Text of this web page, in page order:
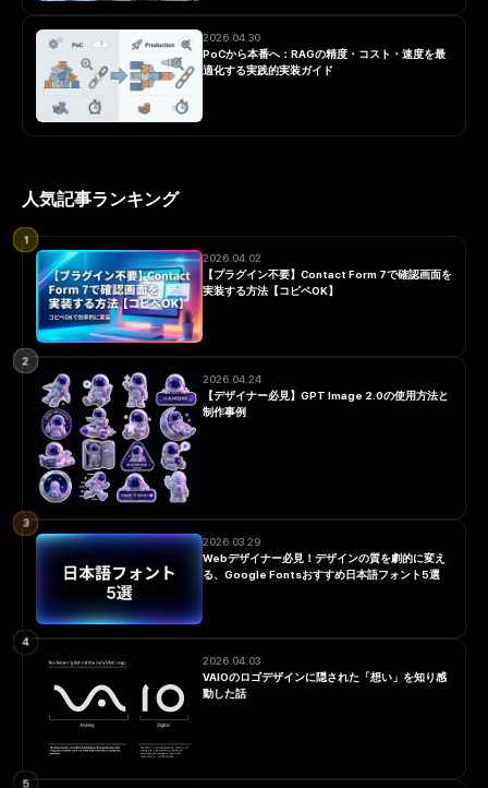
2026.04.30
PoCから本番へ：RAGの精度・コスト・速度を最
適化する実践的実装ガイド
人気記事ランキング
2026.04.02
【プラグイン不要】Contact Form 7で確認画面を
実装する方法【コピペOK】
1
2026.04.24
【デザイナー必見】GPT Image 2.0の使用方法と
制作事例
2
2026.03.29
Webデザイナー必見！デザインの質を劇的に変え
る、Google Fontsおすすめ日本語フォント5選
3
2026.04.03
VAIOのロゴデザインに隠された「想い」を知り感
動した話
4
5